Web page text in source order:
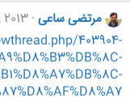
مرتضی ساعی
403904-